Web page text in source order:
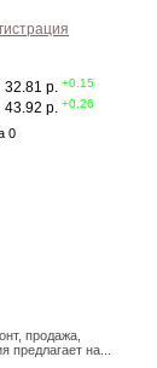
0
32.81 р. +0.15
43.92 р. +0.26
продажа,
на...